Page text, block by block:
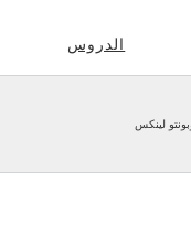
الدروس
لينكس